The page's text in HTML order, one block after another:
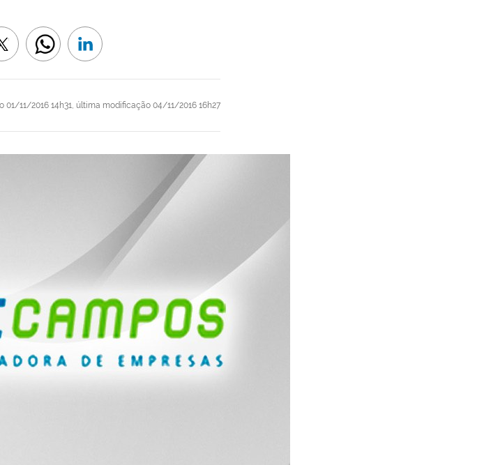
01/11/2016 14h31, última modificação04/11/2016 16h27